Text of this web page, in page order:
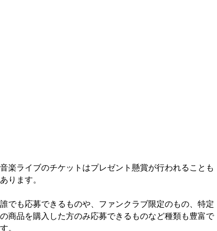
音楽ライブのチケットはプレゼント懸賞が行われることも
あります。
誰でも応募できるものや、ファンクラブ限定のもの、特定
の商品を購入した方のみ応募できるものなど種類も豊富で
す。